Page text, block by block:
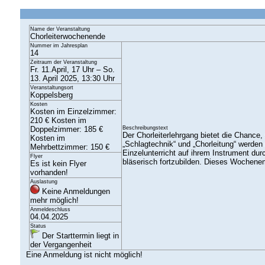
Name der Veranstaltung
Chorleiterwochenende
Nummer im Jahresplan
14
Beschreibungstext
Der Chorleiterlehrgang bietet die
„Schlagtechnik“ und „Chorleitung“
Einzelunterricht auf ihrem Instrument
bläserisch fortzubilden. Dieses
Zeitraum der Veranstaltung
Fr. 11.April, 17 Uhr – So.
13. April 2025, 13:30 Uhr
Veranstaltungsort
Koppelsberg
Kosten
Kosten im Einzelzimmer:
210 € Kosten im
Doppelzimmer: 185 €
Kosten im
Mehrbettzimmer: 150 €
Flyer
Es ist kein Flyer
vorhanden!
Auslastung
Keine Anmeldungen
mehr möglich!
Anmeldeschluss
04.04.2025
Status
Der Starttermin liegt in
der Vergangenheit
Eine Anmeldung ist nicht möglich!